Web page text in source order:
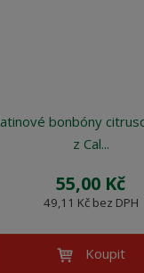
bonbóny
z Cal...
55,00 Kč
49,11 Kč bez DPH
Koupit